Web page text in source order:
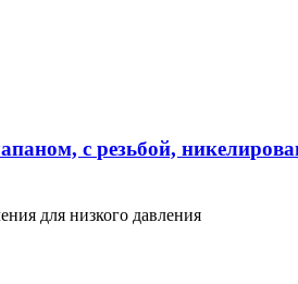
с резьбой,
для низкого давления